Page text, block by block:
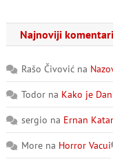
Najnoviji komentari
Rašo Čivovićna
Todorna Kako je
sergio na Ernan
Morena Horror Vacui